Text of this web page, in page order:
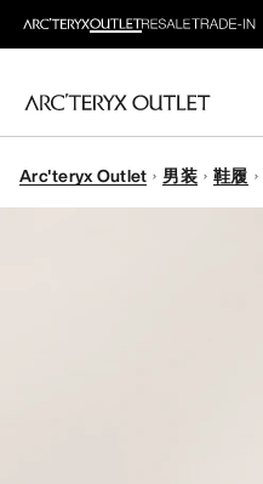
女装
Arc'teryx Outlet 男装 鞋履